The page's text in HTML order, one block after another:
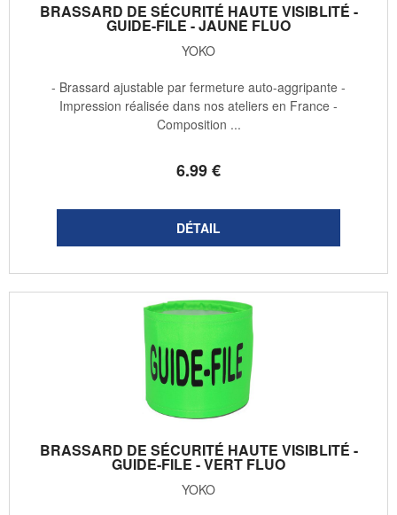
BRASSARD DE SÉCURITÉ HAUTE VISIBLITÉ -
GUIDE-FILE - JAUNE FLUO
YOKO
6.99€
- Brassard ajustable par fermeture auto-aggripante -
Impression réalisée dans nos ateliers en France -
Composition ...
BRASSARD DE SÉCURITÉ HAUTE VISIBLITÉ -
GUIDE-FILE - VERT FLUO
YOKO